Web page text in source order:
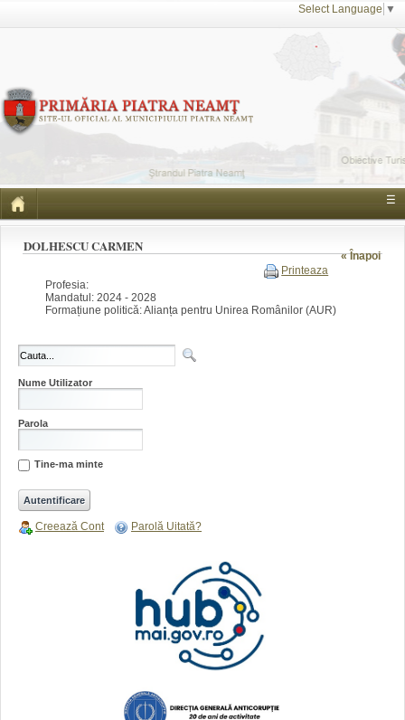
Select Language ▼
☰
« Înapoi
DOLHESCU CARMEN
Printeaza
Profesia:
Mandatul: 2024 - 2028
Formațiune politică: Alianța pentru Unirea Românilor (AUR)
Nume Utilizator
Parola
Tine-ma minte
Creează Cont Parolă Uitată?